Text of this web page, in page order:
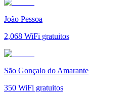
João Pessoa
2,068 WiFi gratuitos
São Gonçalo do Amarante
350 WiFi gratuitos